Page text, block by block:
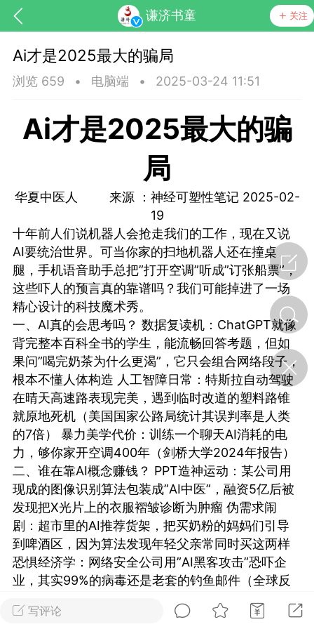
谦济书童 关注
，华夏中医人：家门口的中医人！
·特急预警】关
节返乡期间“闪
急提示
0
如何购买【理肺清瘟膏】
【养正护络膏】？
小海（HAi） 2
容平，顺时收
时精气
0
谷气行、营卫通：内经视角
写评论
Ai才是2025最大的骗局
浏览 659 • 电脑端 • 2025-03-24 11:51
Ai才是2025最大的骗
局
华夏中医人 来源 ：神经可塑性笔记 2025-02-
19
十年前人们说机器人会抢走我们的工作，现在又说
AI要统治世界。可当你家的扫地机器人还在撞桌
腿，手机语音助手总把”打开空调”听成”订张船票”，
这些吓人的预言真的靠谱吗？我们可能掉进了一场
精心设计的科技魔术秀。
一、AI真的会思考吗？ 数据复读机：ChatGPT就像
背完整本百科全书的学生，能流畅回答考题，但如
果问”喝完奶茶为什么更渴”，它只会组合网络段子，
根本不懂人体构造 人工智障日常：特斯拉自动驾驶
在晴天高速路表现完美，遇到临时改道的塑料路锥
就原地死机（美国国家公路局统计其误判率是人类
的7倍） 暴力美学代价：训练一个聊天AI消耗的电
力，够你家开空调400年（剑桥大学2024年报告）
二、谁在靠AI概念赚钱？ PPT造神运动：某公司用
现成的图像识别算法包装成”AI中医”，融资5亿后被
发现把X光片上的衣服褶皱诊断为肿瘤 伪需求闹
剧：超市里的AI推荐货架，把买奶粉的妈妈们引导
到啤酒区，因为算法发现年轻父亲常同时买这两样
恐惧经济学：网络安全公司用”AI黑客攻击”恐吓企
业，其实99%的病毒还是老套的钓鱼邮件（全球反
三、我们付出的隐藏代价 电表倒转：全球AI系统每